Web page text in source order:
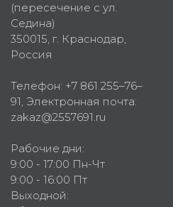
(пересечение с ул.
Седина)
350015, г. Краснодар,
Россия
Телефон: +7 861 255–76–
91, Электронная почта:
zakaz@2557691.ru
Рабочие дни:
9:00 - 17:00 Пн-Чт
9:00 - 16:00 Пт
Выходной: